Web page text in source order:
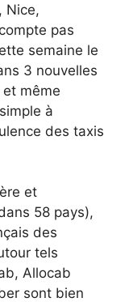
Nice,
pas
semaine le
3 nouvelles
même
à
des taxis
et
58 pays),
des
tels
Allocab
sont bien